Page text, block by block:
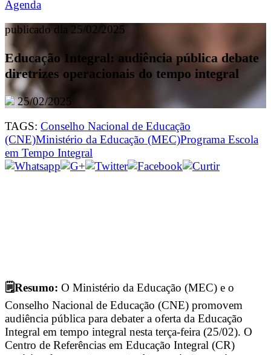
Agenda
publicado dia 25/02/2025
Educação Integral: audiência pública debate
diretrizes operacionais do tempo integral
25/02/2025
TAGS: Conselho Nacional de Educação
(CNE)Ministério da Educação (MEC)Programa Escola
em Tempo Integral
🗒️Resumo: O Ministério da Educação (MEC) e o
Conselho Nacional de Educação (CNE) promovem
audiência pública para debater a oferta da Educação
Integral em tempo integral nesta terça-feira (25/02). O
Centro de Referências em Educação Integral (CR)